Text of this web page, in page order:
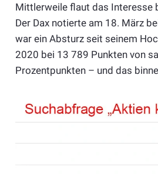
Mittlerweile flaut das Interesse
Der Dax notierte am 18. März
war ein Absturz seit seinem
2020 bei 13 789 Punkten von
Prozentpunkten – und das